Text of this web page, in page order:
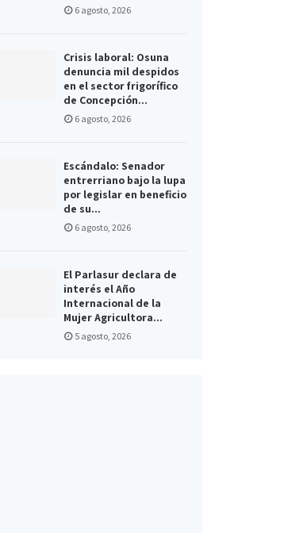
6 agosto, 2026
Crisis laboral: Osuna
denuncia mil despidos
en el sector frigorífico
de Concepción...
6 agosto, 2026
Escándalo: Senador
entrerriano bajo la lupa
por legislar en beneficio
de su...
6 agosto, 2026
El Parlasur declara de
interés el Año
Internacional de la
Mujer Agricultora...
5 agosto, 2026